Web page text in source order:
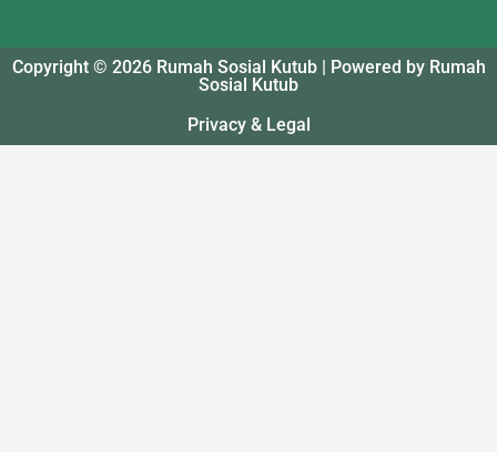
Copyright © 2026 Rumah Sosial Kutub | Powered by Rumah
Sosial Kutub
Privacy & Legal